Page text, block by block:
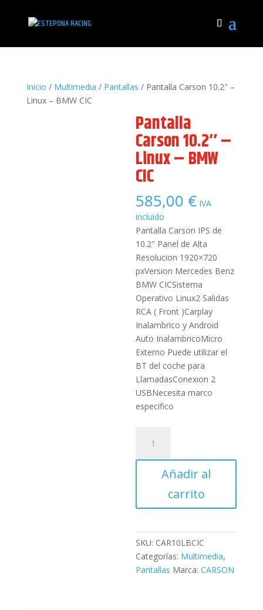
Inicio / Multimedia / Pantallas / Pantalla Carson 10.2″ –
Linux – BMW CIC
Pantalla
Carson 10.2″ –
Linux – BMW
CIC
585,00 € IVA
incluido
Pantalla Carson IPS de
10.2″ Panel de Alta
Resolucion 1920×720
pxVersion Mercedes Benz
BMW CICSistema
Operativo Linux2 Salidas
RCA ( Front )Carplay
Inalambrico y Android
Auto InalambricoMicro
Externo Puede utilizar el
BT del coche para
LlamadasConexion 2
USBNecesita marco
especifico
Carson
10.2"
cantidad
Añadir al
carrito
SKU: CAR10LBCIC
Categorías: Multimedia,
Pantallas Marca:CARSON